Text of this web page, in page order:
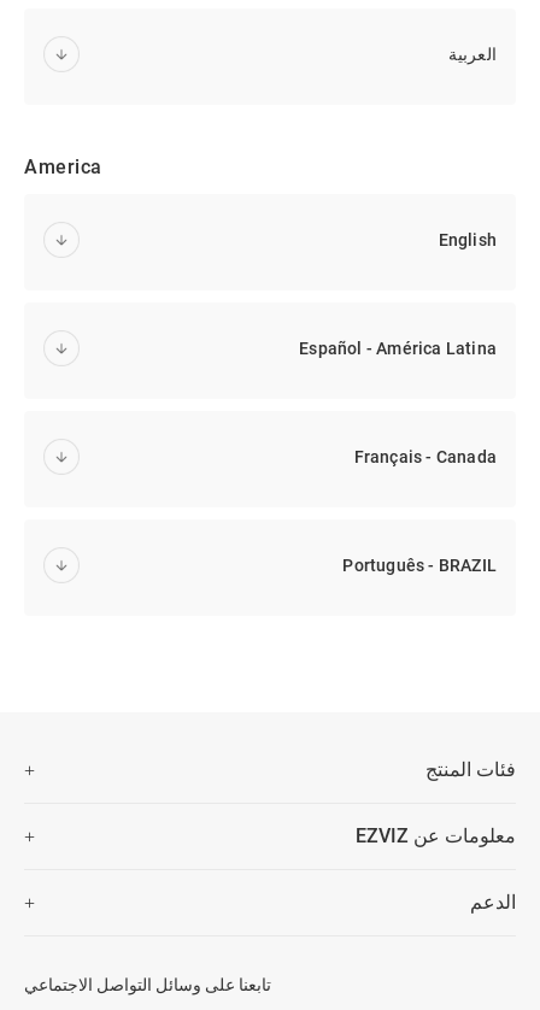
العربية
America
English
Español - América Latina
Français - Canada
Português - BRAZIL
فئات المنتج
المنزلة الذكية
معلومات عن EZVIZ
اتصل بنا
الدعم
تابعنا على وسائل التواصل الاجتماعي